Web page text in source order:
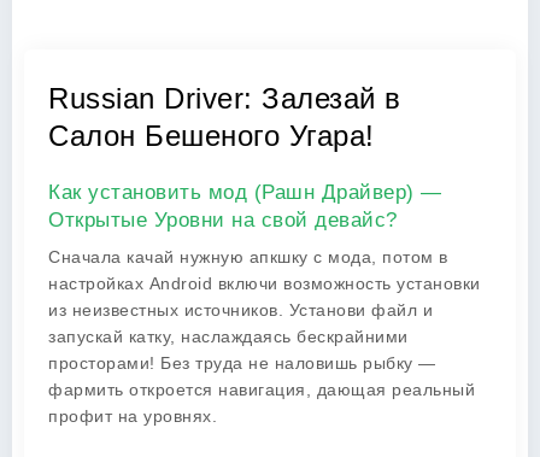
Russian Driver: Залезай в
Салон Бешеного Угара!
Как установить мод (Рашн Драйвер) —
Открытые Уровни на свой девайс?
Сначала качай нужную апкшку с мода, потом в
настройках Android включи возможность установки
из неизвестных источников. Установи файл и
запускай катку, наслаждаясь бескрайними
просторами! Без труда не наловишь рыбку —
фармить откроется навигация, дающая реальный
профит на уровнях.